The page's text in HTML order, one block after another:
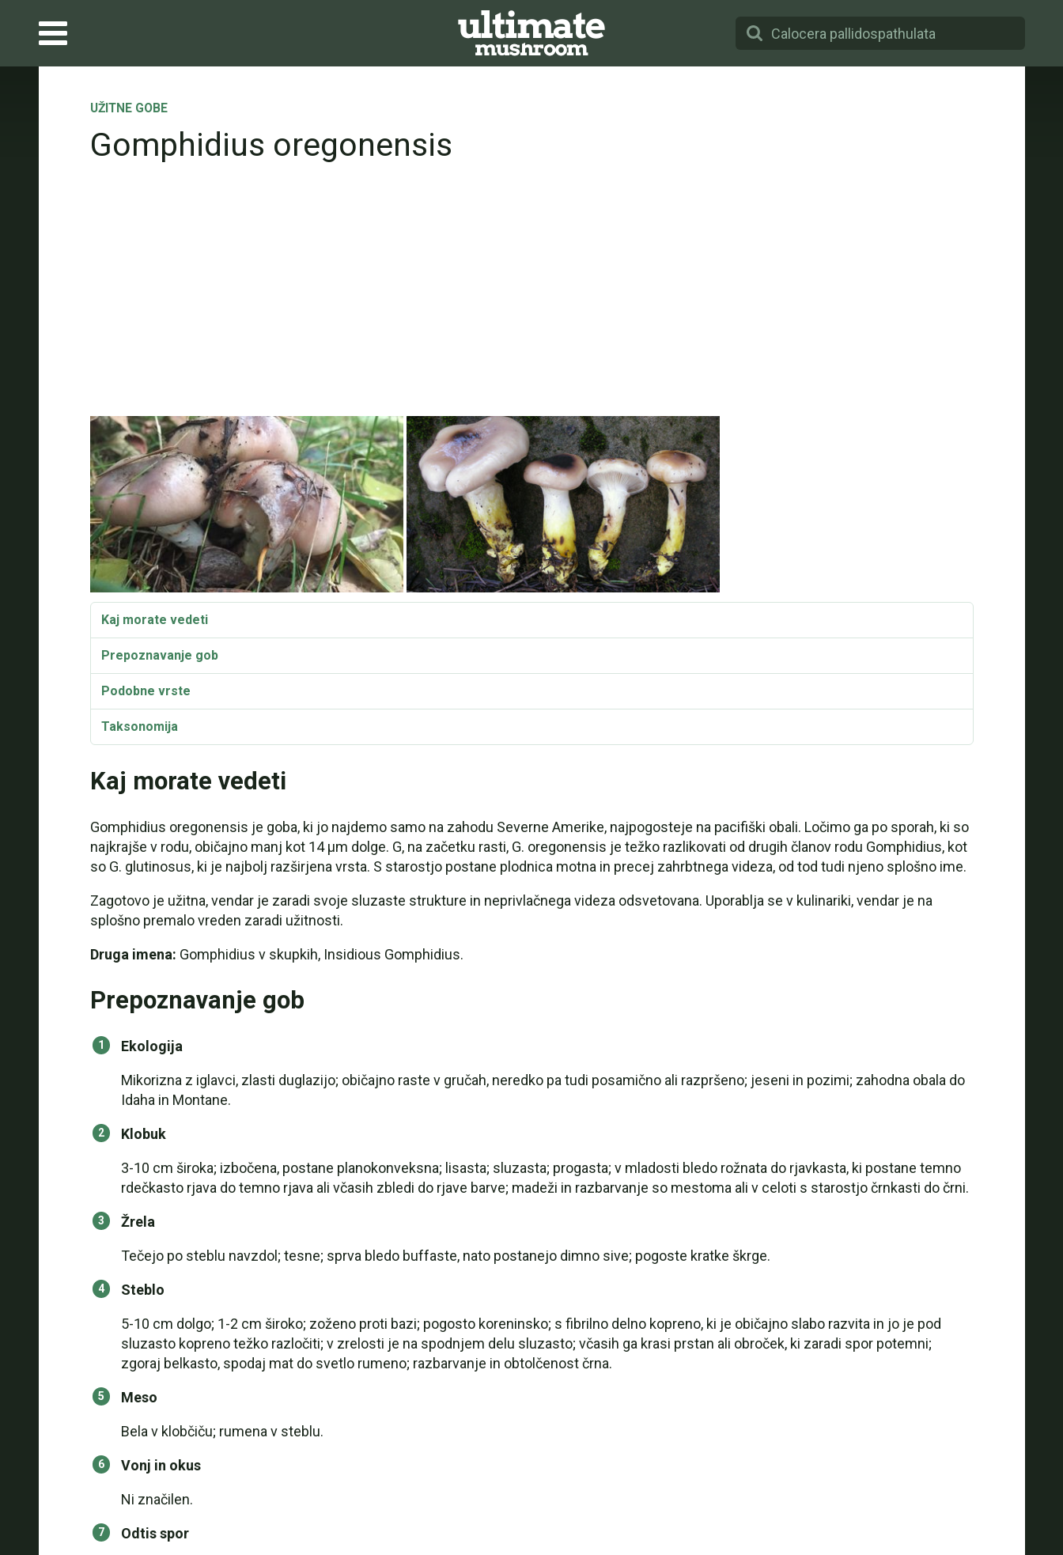
UŽITNE GOBE
Gomphidius oregonensis
Kaj morate vedeti
Prepoznavanje gob
Podobne vrste
Taksonomija
Kaj morate vedeti
Gomphidius oregonensis je goba, ki jo najdemo samo na zahodu Severne Amerike, najpogosteje na pacifiški obali. Ločimo ga po sporah, ki so
najkrajše v rodu, običajno manj kot 14 µm dolge. G, na začetku rasti, G. oregonensis je težko razlikovati od drugih članov rodu Gomphidius, kot
so G. glutinosus, ki je najbolj razširjena vrsta. S starostjo postane plodnica motna in precej zahrbtnega videza, od tod tudi njeno splošno ime.
Zagotovo je užitna, vendar je zaradi svoje sluzaste strukture in neprivlačnega videza odsvetovana. Uporablja se v kulinariki, vendar je na
splošno premalo vreden zaradi užitnosti.
Druga imena: Gomphidius v skupkih, Insidious Gomphidius.
Prepoznavanje gob
Ekologija
Mikorizna z iglavci, zlasti duglazijo; običajno raste v gručah, neredko pa tudi posamično ali razpršeno; jeseni in pozimi; zahodna obala do
Idaha in Montane.
Klobuk
3-10 cm široka; izbočena, postane planokonveksna; lisasta; sluzasta; progasta; v mladosti bledo rožnata do rjavkasta, ki postane temno
rdečkasto rjava do temno rjava ali včasih zbledi do rjave barve; madeži in razbarvanje so mestoma ali v celoti s starostjo črnkasti do črni.
Žrela
Tečejo po steblu navzdol; tesne; sprva bledo buffaste, nato postanejo dimno sive; pogoste kratke škrge.
Steblo
5-10 cm dolgo; 1-2 cm široko; zoženo proti bazi; pogosto koreninsko; s fibrilno delno kopreno, ki je običajno slabo razvita in jo je pod
sluzasto kopreno težko razločiti; v zrelosti je na spodnjem delu sluzasto; včasih ga krasi prstan ali obroček, ki zaradi spor potemni;
zgoraj belkasto, spodaj mat do svetlo rumeno; razbarvanje in obtolčenost črna.
Meso
Bela v klobčiču; rumena v steblu.
Vonj in okus
Ni značilen.
Odtis spor